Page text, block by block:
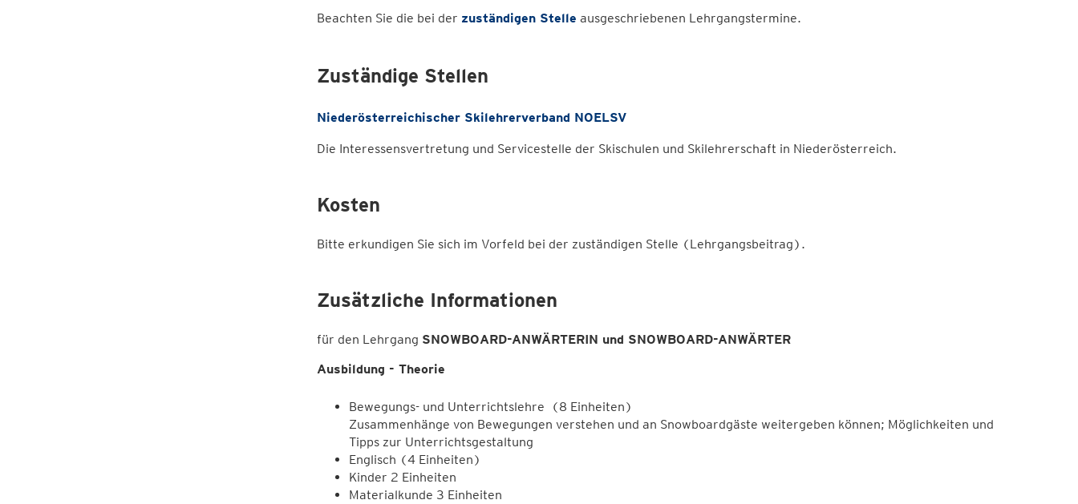
Beachten Sie die bei der zuständigen Stelle ausgeschriebenen Lehrgangstermine.
Zuständige Stellen
Niederösterreichischer Skilehrerverband NOELSV
Die Interessensvertretung und Servicestelle der Skischulen und Skilehrerschaft in Niederösterreich.
Kosten
Bitte erkundigen Sie sich im Vorfeld bei der zuständigen Stelle (Lehrgangsbeitrag).
Zusätzliche Informationen
für den Lehrgang SNOWBOARD-ANWÄRTERIN und SNOWBOARD-ANWÄRTER
Ausbildung - Theorie
Bewegungs- und Unterrichtslehre (8 Einheiten)
Zusammenhänge von Bewegungen verstehen und an Snowboardgäste weitergeben können; Möglichkeiten und
Tipps zur Unterrichtsgestaltung
Englisch (4 Einheiten)
Kinder 2 Einheiten
Materialkunde 3 Einheiten